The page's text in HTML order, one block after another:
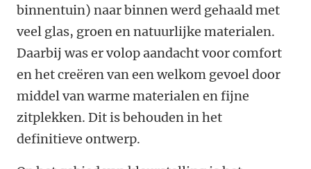
binnentuin) naar binnen werd gehaald met
veel glas, groen en natuurlijke materialen.
Daarbij was er volop aandacht voor comfort
en het creëren van een welkom gevoel door
middel van warme materialen en fijne
zitplekken. Dit is behouden in het
definitieve ontwerp.